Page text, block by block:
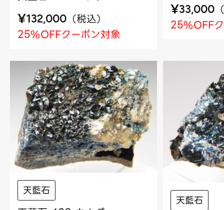
¥132,000 （税込）
25%OFFクーポン対象
¥33,000 （
25%OFF
天藍石
天藍石